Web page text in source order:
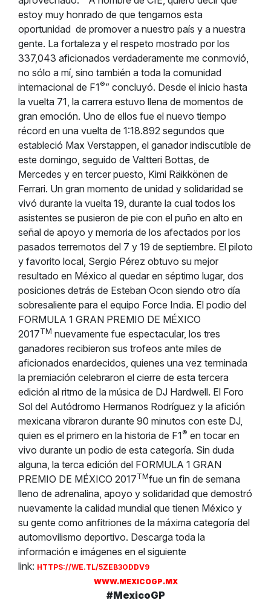
estoy muy honrado de que tengamos esta
oportunidad de promover a nuestro país y a nuestra
gente. La fortaleza y el respeto mostrado por los
337,043 aficionados verdaderamente me conmovió,
no sólo a mí, sino también a toda la comunidad
internacional de F1®” concluyó. Desde el inicio hasta
la vuelta 71, la carrera estuvo llena de momentos de
gran emoción. Uno de ellos fue el nuevo tiempo
récord en una vuelta de 1:18.892 segundos que
estableció Max Verstappen, el ganador indiscutible de
este domingo, seguido de Valtteri Bottas, de
Mercedes y en tercer puesto, Kimi Räikkönen de
Ferrari. Un gran momento de unidad y solidaridad se
vivó durante la vuelta 19, durante la cual todos los
asistentes se pusieron de pie con el puño en alto en
señal de apoyo y memoria de los afectados por los
pasados terremotos del 7 y 19 de septiembre. El piloto
y favorito local, Sergio Pérez obtuvo su mejor
resultado en México al quedar en séptimo lugar, dos
posiciones detrás de Esteban Ocon siendo otro día
sobresaliente para el equipo Force India. El podio del
FORMULA 1 GRAN PREMIO DE MÉXICO
2017TM nuevamente fue espectacular, los tres
ganadores recibieron sus trofeos ante miles de
aficionados enardecidos, quienes una vez terminada
la premiación celebraron el cierre de esta tercera
edición al ritmo de la música de DJ Hardwell. El Foro
Sol del Autódromo Hermanos Rodríguez y la afición
mexicana vibraron durante 90 minutos con este DJ,
quien es el primero en la historia de F1® en tocar en
vivo durante un podio de esta categoría. Sin duda
alguna, la terca edición del FORMULA 1 GRAN
PREMIO DE MÉXICO 2017TMfue un fin de semana
lleno de adrenalina, apoyo y solidaridad que demostró
nuevamente la calidad mundial que tienen México y
su gente como anfitriones de la máxima categoría del
automovilismo deportivo. Descarga toda la
información e imágenes en el siguiente
link: HTTPS://WE.TL/5ZEB3ODDV9
WWW.MEXICOGP.MX
#MexicoGP